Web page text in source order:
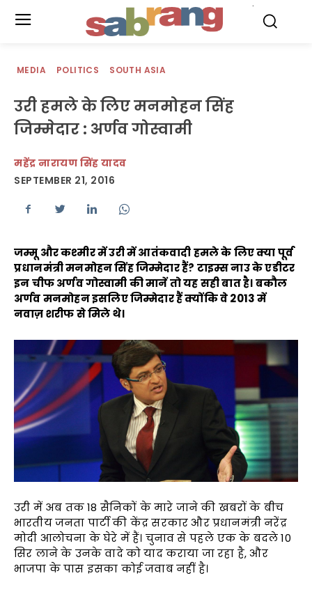
MEDIA POLITICS SOUTH ASIA
उरी हमले के लिए मनमोहन सिंह
जिम्मेदार : अर्णव गोस्वामी
महेंद्र नारायण सिंह यादव
SEPTEMBER 21, 2016
जम्मू और कश्मीर में उरी में आतंकवादी हमले के लिए क्या पूर्व
प्रधानमंत्री मनमोहन सिंह जिम्मेदार हैं? टाइम्स नाउ के एडीटर
इन चीफ अर्णव गोस्वामी की मानें तो यह सही बात है। बकौल
अर्णव मनमोहन इसलिए जिम्मेदार हैं क्योंकि वे 2013 में
नवाज़ शरीफ से मिले थे।
उरी में अब तक 18 सैनिकों के मारे जाने की खबरों के बीच
भारतीय जनता पार्टी की केंद्र सरकार और प्रधानमंत्री नरेंद्र
मोदी आलोचना के घेरे में हैं। चुनाव से पहले एक के बदले 10
सिर लाने के उनके वादे को याद कराया जा रहा है, और
भाजपा के पास इसका कोई जवाब नहीं है।